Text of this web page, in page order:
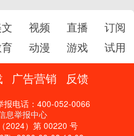
视频 直播
订阅
动漫 游戏 试用
广告营销 反馈
报电话：400-052-0066
息举报中心
2024）第 00220 号